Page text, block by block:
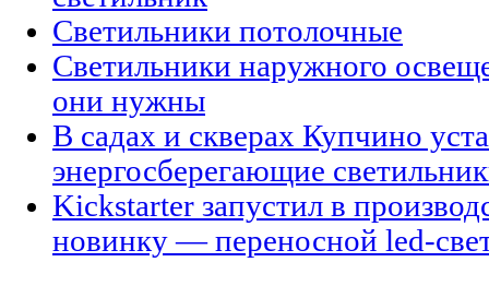
Светильники потолочные
Светильники наружного
они нужны
В садах и скверах Купчино
энергосберегающие
Kickstarter запустил в
новинку — переносной led-